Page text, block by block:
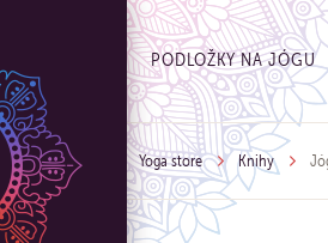
PODLOŽKY NA JÓGU
Yoga store Knihy